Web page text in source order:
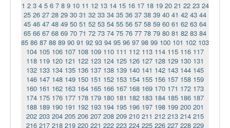
1 2 3 4 5 6 7 8 9 10 11 12 13 14 15 16 17 18 19 20 21 22 23 24
25 26 27 28 29 30 31 32 33 34 35 36 37 38 39 40 41 42 43 44
45 46 47 48 49 50 51 52 53 54 55 56 57 58 59 60 61 62 63 64
65 66 67 68 69 70 71 72 73 74 75 76 77 78 79 80 81 82 83 84
85 86 87 88 89 90 91 92 93 94 95 96 97 98 99 100 101 102 103
104 105 106 107 108 109 110 111 112 113 114 115 116 117
118 119 120 121 122 123 124 125 126 127 128 129 130 131
132 133 134 135 136 137 138 139 140 141 142 143 144 145
146 147 148 149 150 151 152 153 154 155 156 157 158 159
160 161 162 163 164 165 166 167 168 169 170 171 172 173
174 175 176 177 178 179 180 181 182 183 184 185 186 187
188 189 190 191 192 193 194 195 196 197 198 199 200 201
202 203 204 205 206 207 208 209 210 211 212 213 214 215
216 217 218 219 220 221 222 223 224 225 226 227 228 229